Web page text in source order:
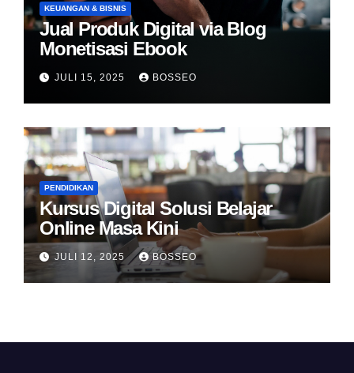
KEUANGAN & BISNIS
Jual Produk Digital via Blog
Monetisasi Ebook
JULI 15, 2025 BOSSEO
PENDIDIKAN
Kursus Digital Solusi Belajar
Online Masa Kini
JULI 12, 2025 BOSSEO